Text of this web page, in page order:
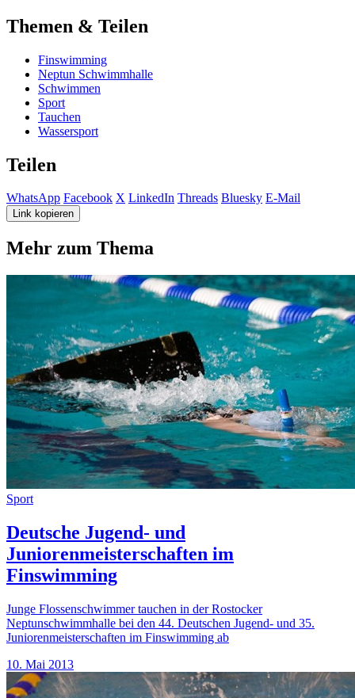
Themen & Teilen
Finswimming
Neptun Schwimmhalle
Schwimmen
Sport
Tauchen
Wassersport
Teilen
WhatsApp Facebook X LinkedIn Threads Bluesky E-Mail
Link kopieren
Mehr zum Thema
Sport
Deutsche Jugend‐ und
Juniorenmeisterschaften im
Finswimming
Junge Flossenschwimmer tauchen in der Rostocker
Neptunschwimmhalle bei den 44. Deutschen Jugend‐ und 35.
Juniorenmeisterschaften im Finswimming ab
10. Mai 2013